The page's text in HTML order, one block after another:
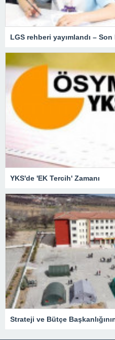
LGS rehberi yayımlandı –
YKS'de 'EK Tercih' Zamanı